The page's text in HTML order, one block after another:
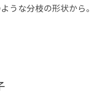
うな分枝の形状から。